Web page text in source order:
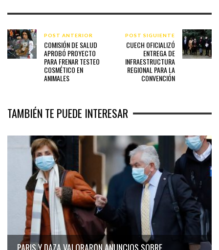
POST ANTERIOR
COMISIÓN DE SALUD
APROBÓ PROYECTO
PARA FRENAR TESTEO
COSMÉTICO EN
ANIMALES
POST SIGUIENTE
CUECH OFICIALIZÓ
ENTREGA DE
INFRAESTRUCTURA
REGIONAL PARA LA
CONVENCIÓN
TAMBIÉN TE PUEDE INTERESAR
PARIS Y DAZA VALORARON ANUNCIOS SOBRE